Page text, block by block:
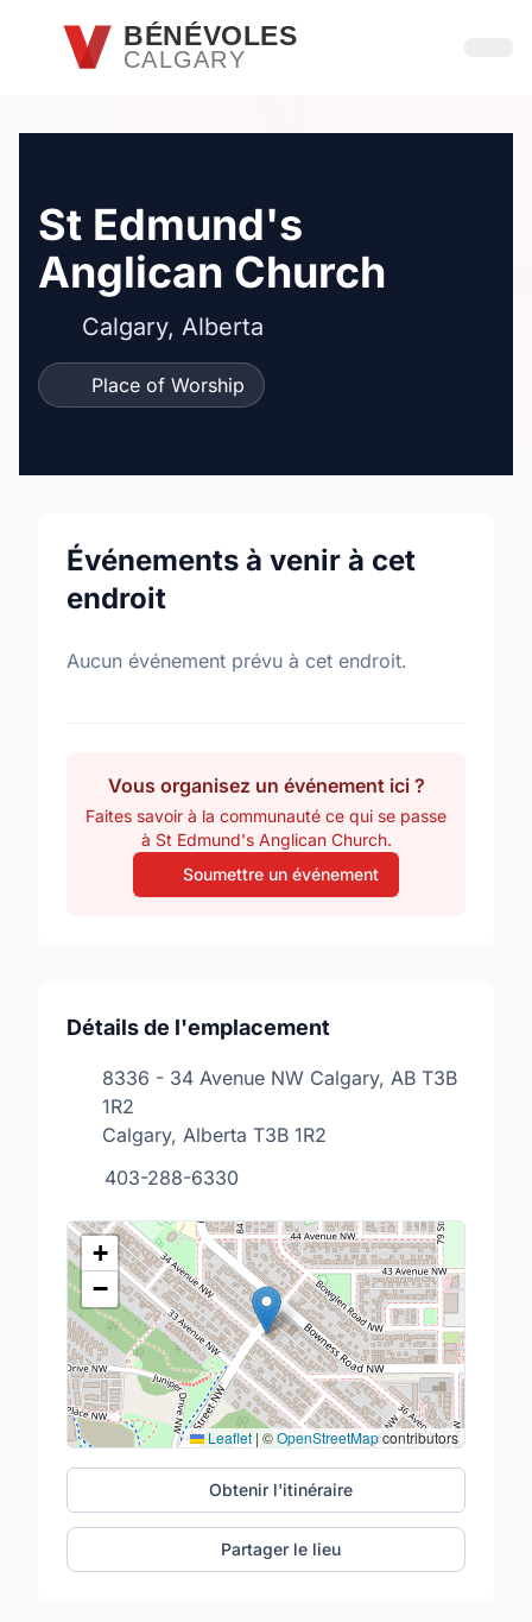
Passer au contenu principal
BÉNÉVOLES
CALGARY
St Edmund's
Anglican Church
Calgary, Alberta
Place of Worship
Événements à venir à cet
endroit
Aucun événement prévu à cet endroit.
Vous organisez un événement ici ?
Faites savoir à la communauté ce qui se passe
à St Edmund's Anglican Church.
Soumettre un événement
Détails de l'emplacement
8336 - 34 Avenue NW Calgary, AB T3B
1R2
Calgary, Alberta T3B 1R2
403-288-6330
+
−
Leaflet | ©OpenStreetMapcontributors
Obtenir l'itinéraire
Partager le lieu